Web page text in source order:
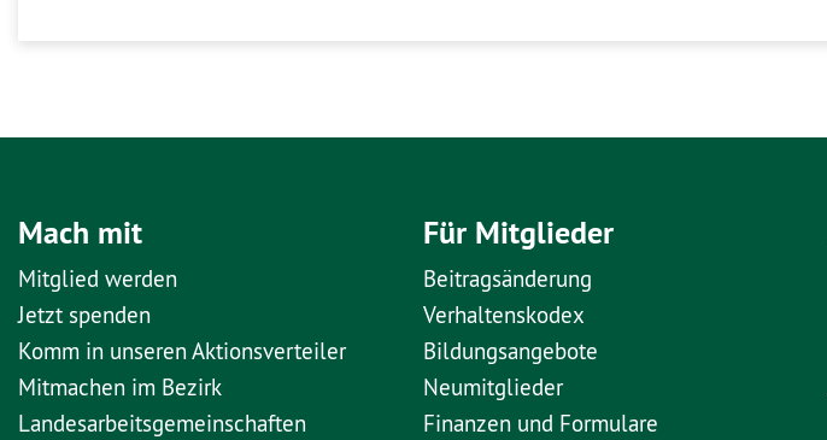
Mach mit
Mitglied werden
Jetzt spenden
Komm in unseren Aktionsverteiler
Mitmachen im Bezirk
Landesarbeitsgemeinschaften
Für Mitglieder
Beitragsänderung
Verhaltenskodex
Bildungsangebote
Neumitglieder
Finanzen und Formulare